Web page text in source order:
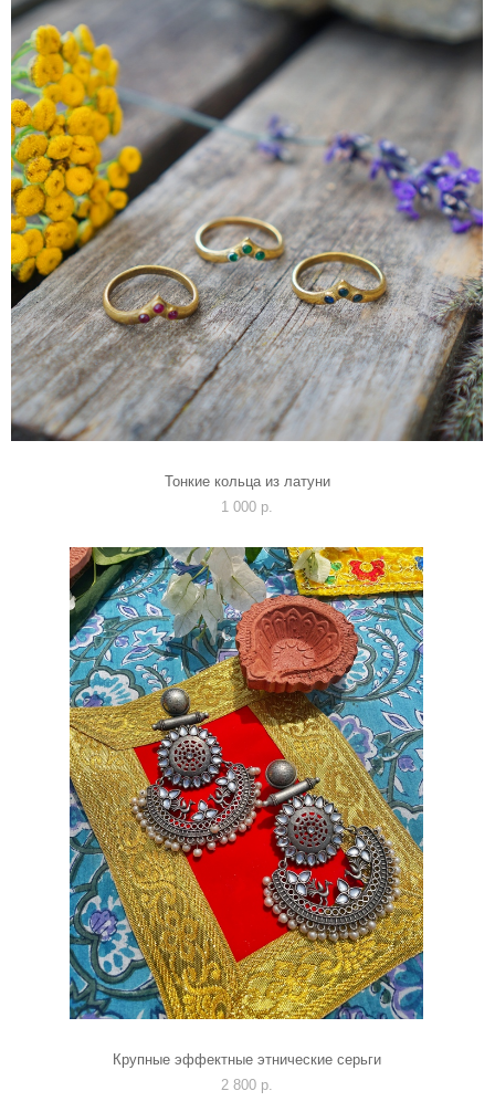
Тонкие кольца из латуни
1 000 p.
Крупные эффектные этнические серьги
2 800 p.